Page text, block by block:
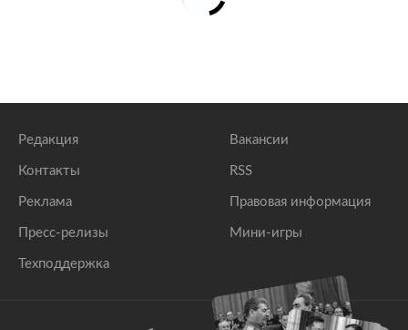
Редакция
Контакты
Реклама
Пресс-релизы
Техподдержка
Вакансии
RSS
Правовая информация
Мини-игры